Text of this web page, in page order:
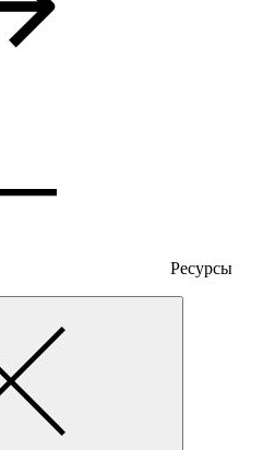
Ресурсы